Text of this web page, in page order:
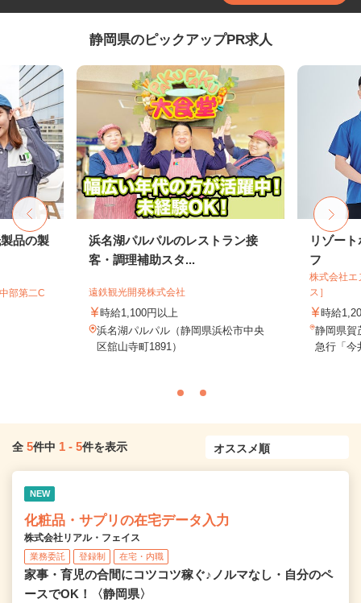
静岡県のピックアップPR求人
品の製
部第二C
浜名湖パルパルのレストラン接
客・調理補助スタ...
遠鉄観光開発株式会社
時給1,100円以上
浜名湖パルパル（静岡県浜松市中央
区舘山寺町1891）
リゾー
フ
株式会社エ
ス］
時給
静岡県賀
急行「今
全 5件中 1 - 5件を表示
NEW
化粧品・サプリの在宅データ入力
株式会社リアル・フェイス
業務委託 登録制 在宅・内職
家事・育児の合間にコツコツ稼ぐ♪ノルマなし・自分のペ
ースでOK！〈静岡県〉